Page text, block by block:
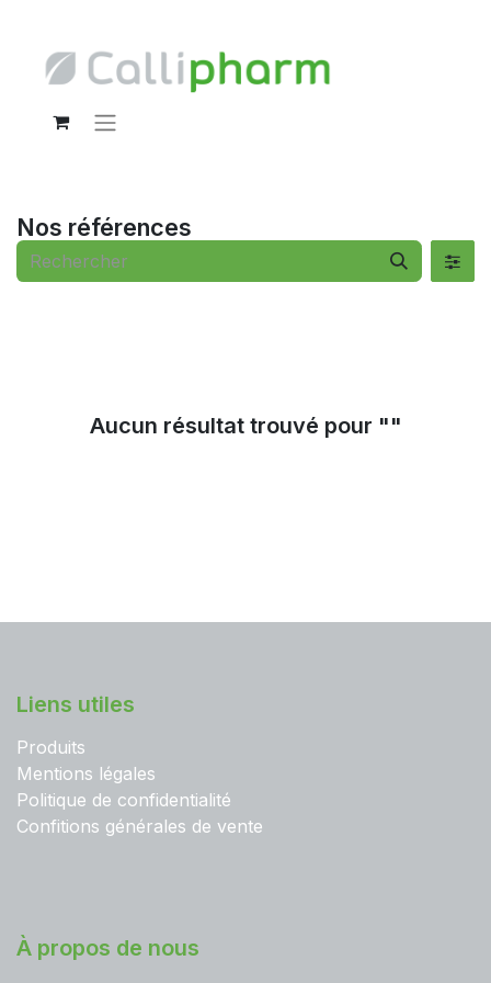
Nos références
Aucun résultat trouvé pour ""
Liens utiles
Produits
Mentions légales
Politique de confidentialité
Confitions générales de vente
À propos de nous